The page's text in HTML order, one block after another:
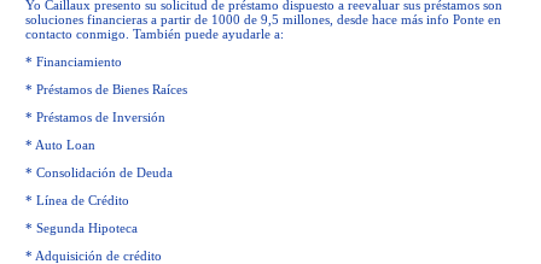
Yo Caillaux presento su solicitud de préstamo dispuesto a reevaluar sus préstamos son
soluciones financieras a partir de 1000 de 9,5 millones, desde hace más info Ponte en
contacto conmigo. También puede ayudarle a:
* Financiamiento
* Préstamos de Bienes Raíces
* Préstamos de Inversión
* Auto Loan
* Consolidación de Deuda
* Línea de Crédito
* Segunda Hipoteca
* Adquisición de crédito